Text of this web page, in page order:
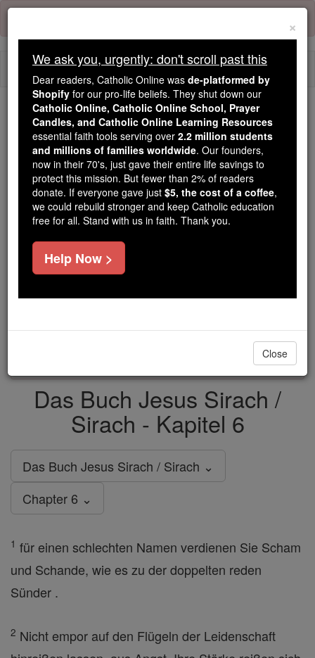
Skip
content
We ask you, urgently: don't scroll past this
Dear readers, Catholic Online
wasde-platformed by Shopify
for our pro-life beliefs. They
shut down ourCatholic
Online, Catholic Online School, Prayer Candles, and
tools serving over
families worldwide. Our founders, now in their 70's,
and keep Catholic education free for all. Stand with us
Das Buch Jesus Sirach /
Sirach - Kapitel 6
Das Buch Jesus Sirach / Sirach ⌄
Chapter 6 ⌄
1 für einen schlechten Namen verdienen Sie Scham
und Schande, wie es zu der doppelten reden
Sünder .
2 Nicht empor auf den Flügeln der Leidenschaft
×
We ask you, urgently: don't scroll past this
Dear readers, Catholic Online was de-platformed by
Shopify for our pro-life beliefs. They shut down our
Catholic Online, Catholic Online School, Prayer
Candles, and Catholic Online Learning Resources
essential faith tools serving over 2.2 million students
and millions of families worldwide. Our founders,
now in their 70's, just gave their entire life savings to
protect this mission. But fewer than 2% of readers
donate. If everyone gave just $5, the cost of a coffee,
we could rebuild stronger and keep Catholic education
free for all. Stand with us in faith. Thank you.
Help Now >
Close